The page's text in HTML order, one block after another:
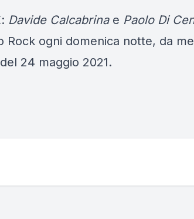
: Davide Calcabrinae Paolo Di
Rock ogni domenica notte, da
24 maggio 2021.